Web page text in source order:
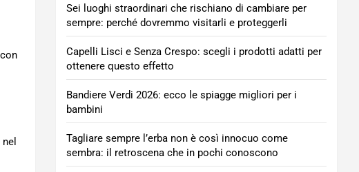
Sei luoghi straordinari che rischiano di cambiare per
sempre: perché dovremmo visitarli e proteggerli
Capelli Lisci e Senza Crespo: scegli i prodotti adatti per
ottenere questo effetto
Bandiere Verdi 2026: ecco le spiagge migliori per i
bambini
Tagliare sempre l’erba non è così innocuo come
sembra: il retroscena che in pochi conoscono